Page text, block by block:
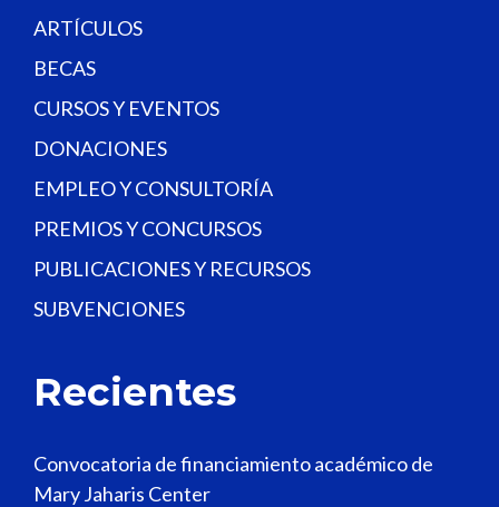
.
ARTÍCULOS
BECAS
CURSOS Y EVENTOS
DONACIONES
EMPLEO Y CONSULTORÍA
PREMIOS Y CONCURSOS
PUBLICACIONES Y RECURSOS
SUBVENCIONES
Recientes
Convocatoria de financiamiento académico de
Mary Jaharis Center